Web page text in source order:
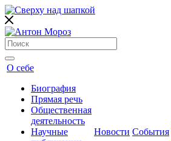
О себе
Биография
Прямая речь
Общественная
деятельность
Научные
Новости События